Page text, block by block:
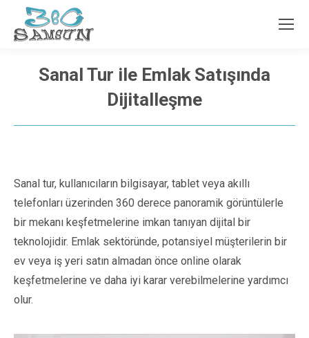
Sanal Tur ile Emlak Satışında
Dijitalleşme
Sanal tur, kullanıcıların bilgisayar, tablet veya akıllı
telefonları üzerinden 360 derece panoramik görüntülerle
bir mekanı keşfetmelerine imkan tanıyan dijital bir
teknolojidir. Emlak sektöründe, potansiyel müşterilerin bir
ev veya iş yeri satın almadan önce online olarak
keşfetmelerine ve daha iyi karar verebilmelerine yardımcı
olur.